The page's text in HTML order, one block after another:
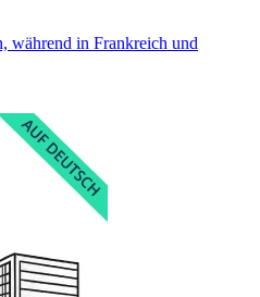
während in Frankreich und